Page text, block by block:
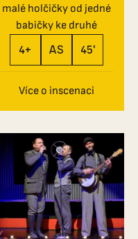
malé holčičky od jedné
babičky ke druhé
4+
AS 45'
Více o inscenaci